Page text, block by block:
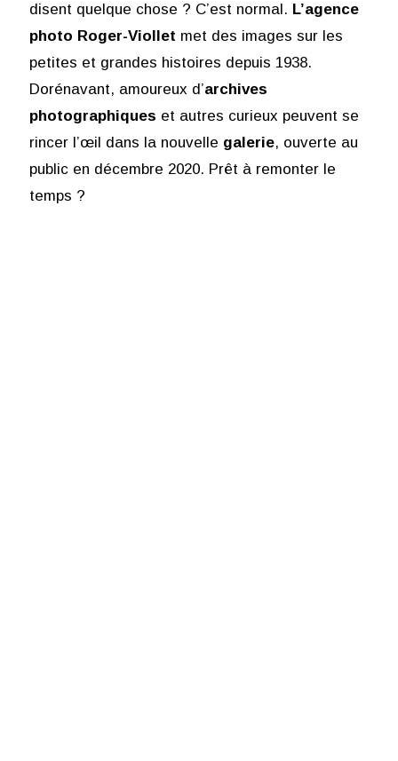
disent quelque chose ? C’est normal. L’agence
photo Roger-Viollet met des images sur les
petites et grandes histoires depuis 1938.
Dorénavant, amoureux d’archives
photographiques et autres curieux peuvent se
rincer l’œil dans la nouvelle galerie, ouverte au
public en décembre 2020. Prêt à remonter le
temps ?